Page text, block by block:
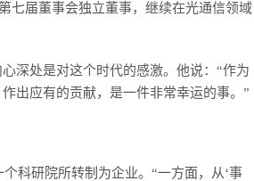
七届董事会独立董事，继续在光通信领域
深处是对这个时代的感激。他说：“作为
出应有的贡献，是一件非常幸运的事。”
科研院所转制为企业。“一方面，从‘事